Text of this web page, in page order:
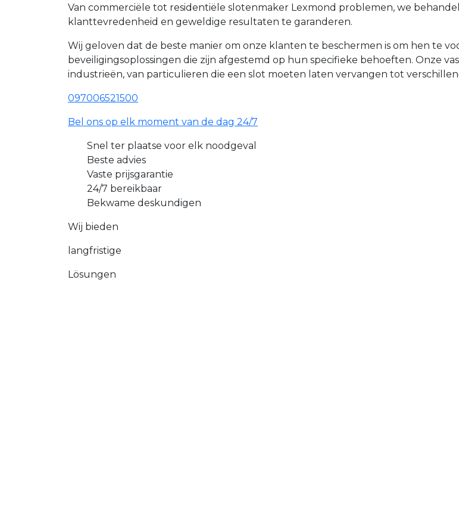
Van commerciële tot residentiële slotenmaker Lexmond problemen, we
klanttevredenheid en geweldige resultaten te garanderen.
Wij geloven dat de beste manier om onze klanten te beschermen is om hen te
beveiligingsoplossingen die zijn afgestemd op hun specifieke behoeften. Onze
industrieën, van particulieren die een slot moeten laten vervangen tot
097006521500
Bel ons op elk moment van de dag 24/7
Snel ter plaatse voor elk noodgeval
Beste advies
Vaste prijsgarantie
24/7 bereikbaar
Bekwame deskundigen
Wij bieden
langfristige
Lösungen